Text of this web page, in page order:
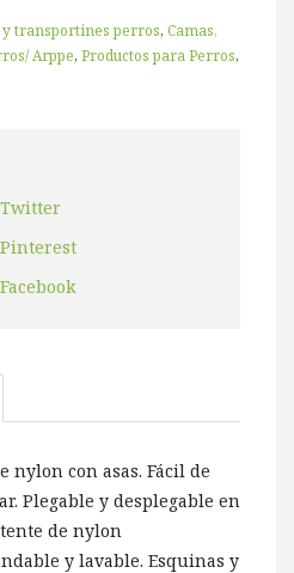
y transportines perros, Camas,
Arppe, Productos para Perros,
nylon con asas. Fácil de
Plegable y desplegable en
de nylon
y lavable. Esquinas y